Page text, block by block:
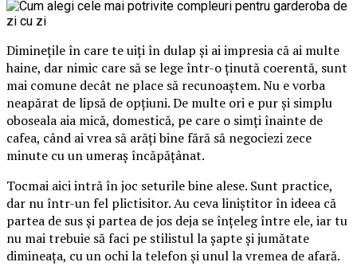
Diminețile în care te uiți în dulap și ai impresia că ai multe
haine, dar nimic care să se lege într-o ținută coerentă, sunt
mai comune decât ne place să recunoaștem. Nu e vorba
neapărat de lipsă de opțiuni. De multe ori e pur și simplu
oboseala aia mică, domestică, pe care o simți înainte de
cafea, când ai vrea să arăți bine fără să negociezi zece
minute cu un umeraș încăpățânat.
Tocmai aici intră în joc seturile bine alese. Sunt practice,
dar nu într-un fel plictisitor. Au ceva liniștitor în ideea că
partea de sus și partea de jos deja se înțeleg între ele, iar tu
nu mai trebuie să faci pe stilistul la șapte și jumătate
dimineața, cu un ochi la telefon și unul la vremea de afară.